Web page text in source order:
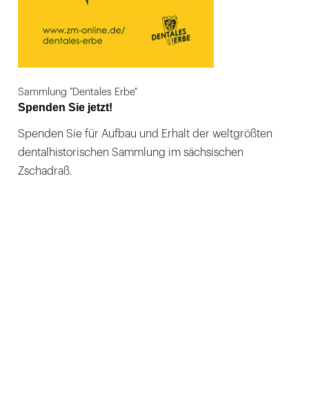
Sammlung "Dentales Erbe"
Spenden Sie jetzt!
Spenden Sie für Aufbau und Erhalt der weltgrößten
dentalhistorischen Sammlung im sächsischen
Zschadraß.